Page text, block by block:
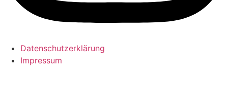
Datenschutzerklärung
Impressum